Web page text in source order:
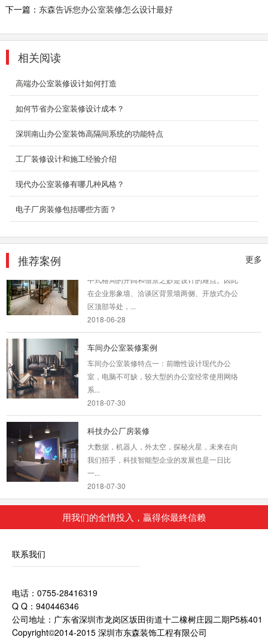
下一篇： 东森告诉您办公室装修怎么设计最好
相关阅读
高端办公室装修设计如何打造
如何节省办公室装修设计成本？
深圳南山办公室装饰高隔间系统的功能特点
工厂装修设计和施工经验介绍
现代办公室装修有哪几种风格？
电子厂房装修包括哪些方面？
更多
推荐案例
深圳工厂装修案例展示
2、深圳东森装饰是标准化成熟施工组织，大批
办公大楼装修
办公楼是企业给员工用来工作的场所，办公楼环
境会对员工工作时的状态造成影响，并且在一定
程度上...
2018-08-29
的场所，以简约干练为主，颜色也多采用白色和
在企业形象墙、洽谈区背景墙两侧、开放式办公
区顶部等处，...
2018-06-28
车间办公室装修案例
车间办公室装修特点一：前瞻性设计现代办公
室，电脑不可缺，较大型的办公室经常使用网络
系...
2018-07-30
科技办公厂房装修
大数据，机器人，外太空，探秘火星，未来在向
我们招手，科技智能型企业的发展也是一日比
2018-07-30
广州餐饮店铺装修
坪山工厂办公厂房装修
近。公司的人性化无不是给了员工们一种家的的
感觉。这个...
用我们的全情投入，贏得你最終信赖
联系我们
电话：0755-28416319
Q Q：940446346
公司地址：广东省深圳市龙岗区坂田街道十二橡树庄园二期P5栋401
Copyright©2014-2015 深圳市东森装饰工程有限公司